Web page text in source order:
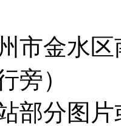
市金水
旁）
部分图